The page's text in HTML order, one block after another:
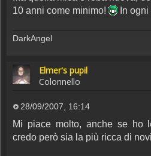
10 anni come minimo!
In
DarkAngel
Elmer's pupil
Colonnello
28/09/2007, 16:14
Mi piace molto, anche se ho
credo però sia la più ricca di